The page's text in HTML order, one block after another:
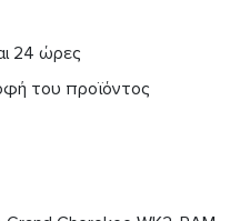
24 ώρες
του προϊόντος